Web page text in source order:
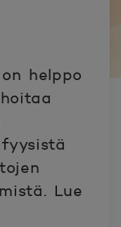
helppo
Lue